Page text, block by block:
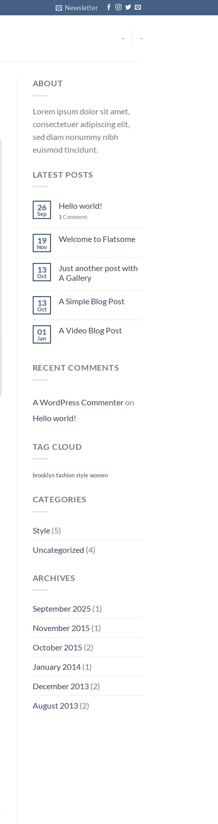
Newsletter
- -
ABOUT
Lorem ipsum dolor sit amet,
consectetuer adipiscing elit,
sed diam nonummy nibh
euismod tincidunt.
LATEST POSTS
26
Sep
Hello world!
1 Comment
19
Nov
Welcome to Flatsome
13
Oct
Just another post with
A Gallery
13
Oct
A Simple Blog Post
01
Jan
A Video Blog Post
RECENT COMMENTS
A WordPress Commenteron
Hello world!
TAG CLOUD
brooklyn fashion style women
CATEGORIES
Style(5)
Uncategorized (4)
ARCHIVES
September 2025(1)
November 2015(1)
October 2015(2)
January 2014(1)
December 2013(2)
August 2013(2)